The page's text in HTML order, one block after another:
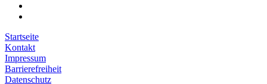
Startseite
Kontakt
Impressum
Barrierefreiheit
Datenschutz